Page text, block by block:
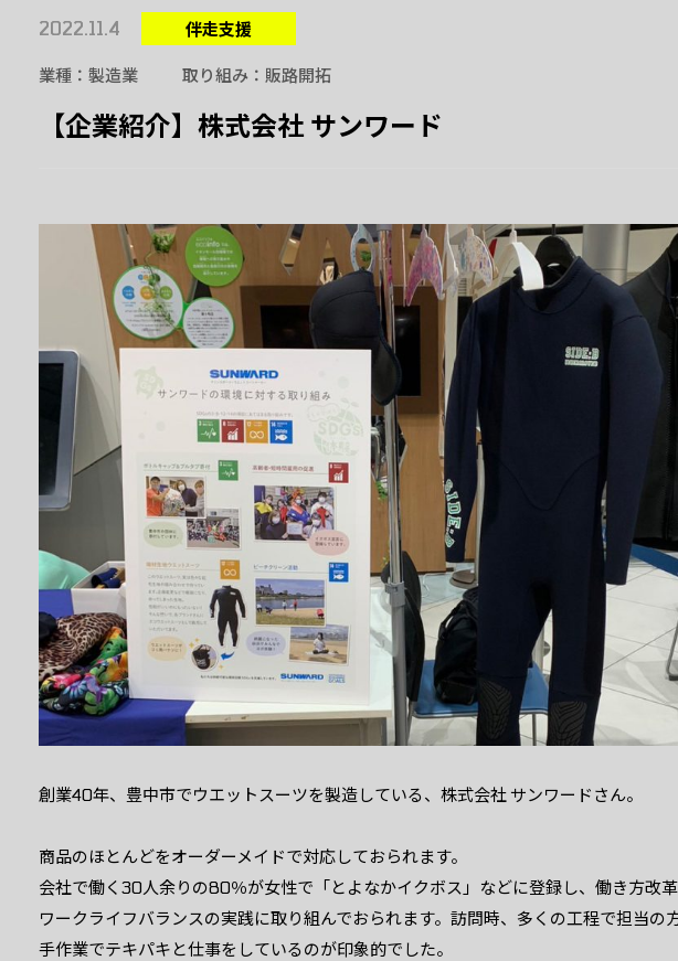
2022.11.4 伴走支援
業種 製造業 取り組み 販路開拓
【企業紹介】株式会社 サンワード
創業40年、豊中市でウエットスーツを製造している、株式会社 サンワードさん。
商品のほとんどをオーダーメイドで対応しておられます。
会社で働く30人余りの80％が女性で「とよなかイクボス」などに登録し、働き方改
ワークライフバランスの実践に取り組んでおられます。訪問時、多くの工程で担当の
手作業でテキパキと仕事をしているのが印象的でした。